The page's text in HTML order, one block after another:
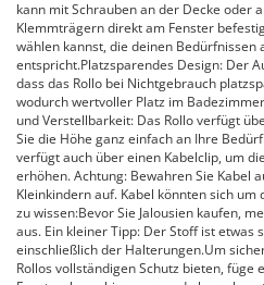
kann mit Schrauben an der Decke oder
Klemmträgern direkt am Fenster
wählen kannst, die deinen Bedürfnissen
entspricht.Platzsparendes Design: Der
dass das Rollo bei Nichtgebrauch
wodurch wertvoller Platz im
und Verstellbarkeit: Das Rollo verfügt
Sie die Höhe ganz einfach an Ihre
verfügt auch über einen Kabelclip, um
erhöhen. Achtung: Bewahren Sie Kabel
Kleinkindern auf. Kabel könnten sich um
zu wissen:Bevor Sie Jalousien kaufen,
aus. Ein kleiner Tipp: Der Stoff ist etwas
einschließlich der Halterungen.Um
Rollos vollständigen Schutz bieten, füge